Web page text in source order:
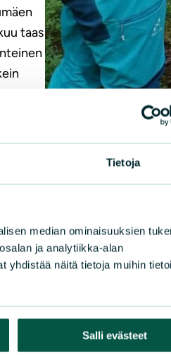
Tietoja
median ominaisuuksien
ja analytiikka-alan
yhdistää näitä tietoja muihin
Salli evästeet
taas
ARTIKKELIT|8.6.2024
Luumäen
Luonnonkukkien
suunnataan Luumäen
Salpausselän rinteillä
pintaan, tuloksena
ympäri vuoden